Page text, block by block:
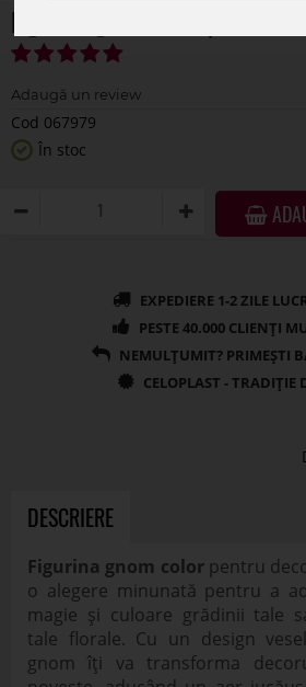
Figurina gnom color pentru
Cod 067979
În stoc
DESCRIERE
Figurina gnom colorpentru
o alegere minunată pentru a
magie și culoare grădinii tale
tale florale. Cu un design
gnom îți va transforma